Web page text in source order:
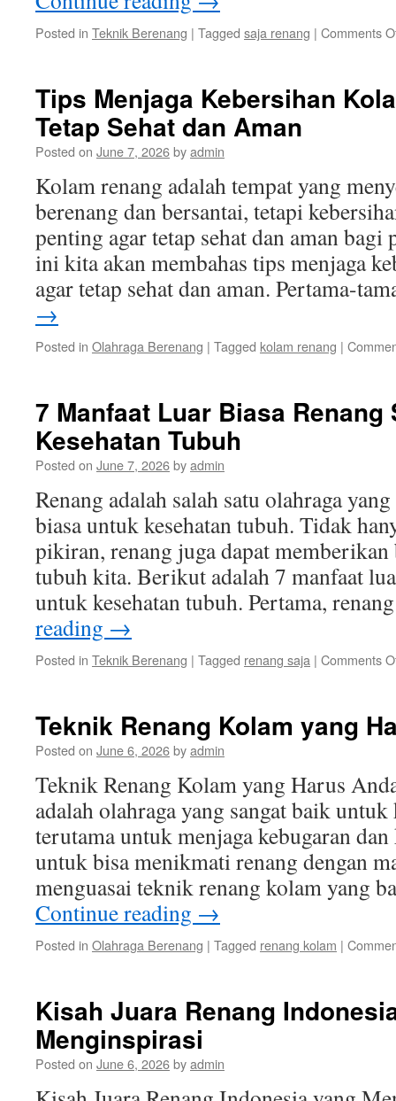
Posted in Teknik Berenang | Tagged saja renang | Comments
Tips Menjaga Kebersihan
Tetap Sehat dan Aman
Posted on June 7, 2026byadmin
Kolam renang adalah tempat yang
berenang dan bersantai, tetapi
penting agar tetap sehat dan aman bagi
ini kita akan membahas tips menjaga
agar tetap sehat dan aman. Pertama-
→
Posted in Olahraga Berenang | Tagged kolam renang |
7 Manfaat Luar Biasa Renang
Kesehatan Tubuh
Posted on June 7, 2026byadmin
Renang adalah salah satu olahraga
biasa untuk kesehatan tubuh. Tidak
pikiran, renang juga dapat memberikan
tubuh kita. Berikut adalah 7 manfaat
untuk kesehatan tubuh. Pertama,
reading →
Posted in Teknik Berenang | Tagged renang saja | Comments
Teknik Renang Kolam yang
Posted on June 6, 2026byadmin
Teknik Renang Kolam yang Harus
adalah olahraga yang sangat baik untuk
terutama untuk menjaga kebugaran
untuk bisa menikmati renang dengan
menguasai teknik renang kolam yang
Continue reading →
Posted in Olahraga Berenang | Tagged renang kolam |
Kisah Juara Renang
Menginspirasi
Posted on June 6, 2026byadmin